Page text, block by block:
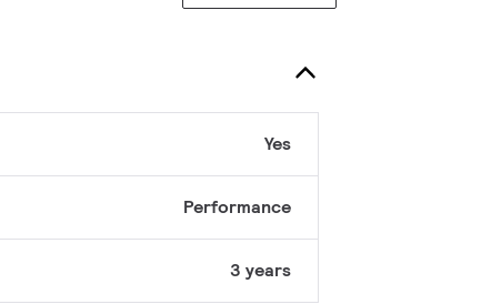
Yes
Performance
3 years